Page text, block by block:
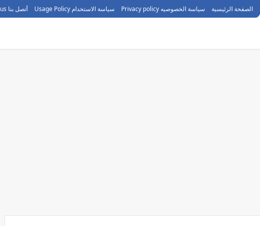
الصفحة الرئيسية سياسة الخصوصيه Privacy policy سياسة الاستخدام Usage Policy أتصل بنا call us